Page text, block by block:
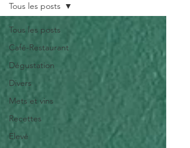
Tous les posts
Café-Restaurant
Dégustation
Divers
Mets et vins
Recettes
Elevé
Tous les posts